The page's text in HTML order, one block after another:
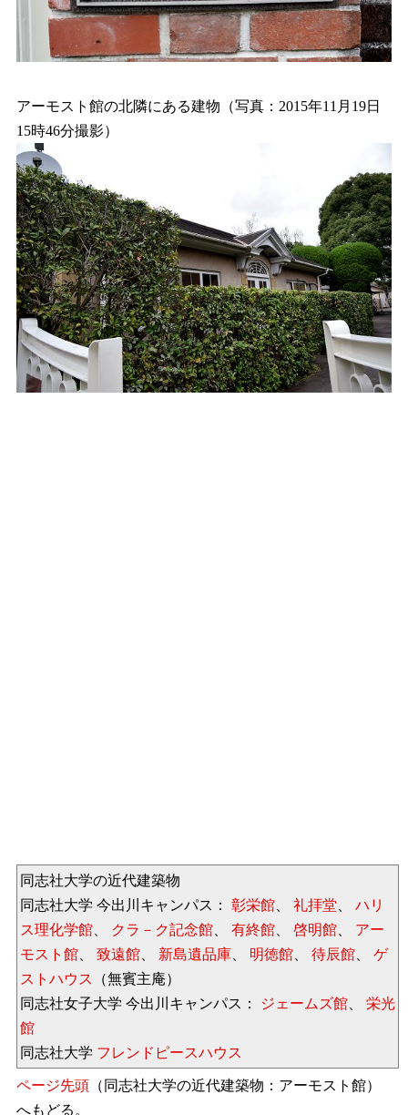
アーモスト館の北隣にある建物（写真：2015年11月19日
15時46分撮影）
同志社大学の近代建築物
同志社大学 今出川キャンパス： 彰栄館 礼拝堂
ハリ
ス理化学館
クラ－ク記念館 有終館 啓明館
アー
モスト館
致遠館 新島遺品庫 明徳館 待辰館
ゲ
ストハウス
（無賓主庵）
同志社女子大学 今出川キャンパス：
ジェームズ館
栄光
館
同志社大学 フレンドピースハウス
ページ先頭 （同志社大学の近代建築物：アーモスト館）
へもどる。